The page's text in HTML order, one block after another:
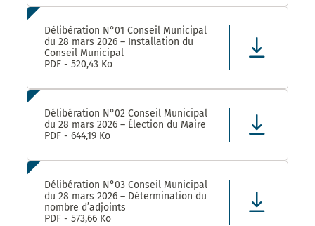
Délibération N°01 Conseil Municipal
du 28 mars 2026 – Installation du
Conseil Municipal
PDF - 520,43 Ko
Délibération N°02 Conseil Municipal
du 28 mars 2026 – Élection du Maire
PDF - 644,19 Ko
Délibération N°03 Conseil Municipal
du 28 mars 2026 – Détermination du
nombre d’adjoints
PDF - 573,66 Ko